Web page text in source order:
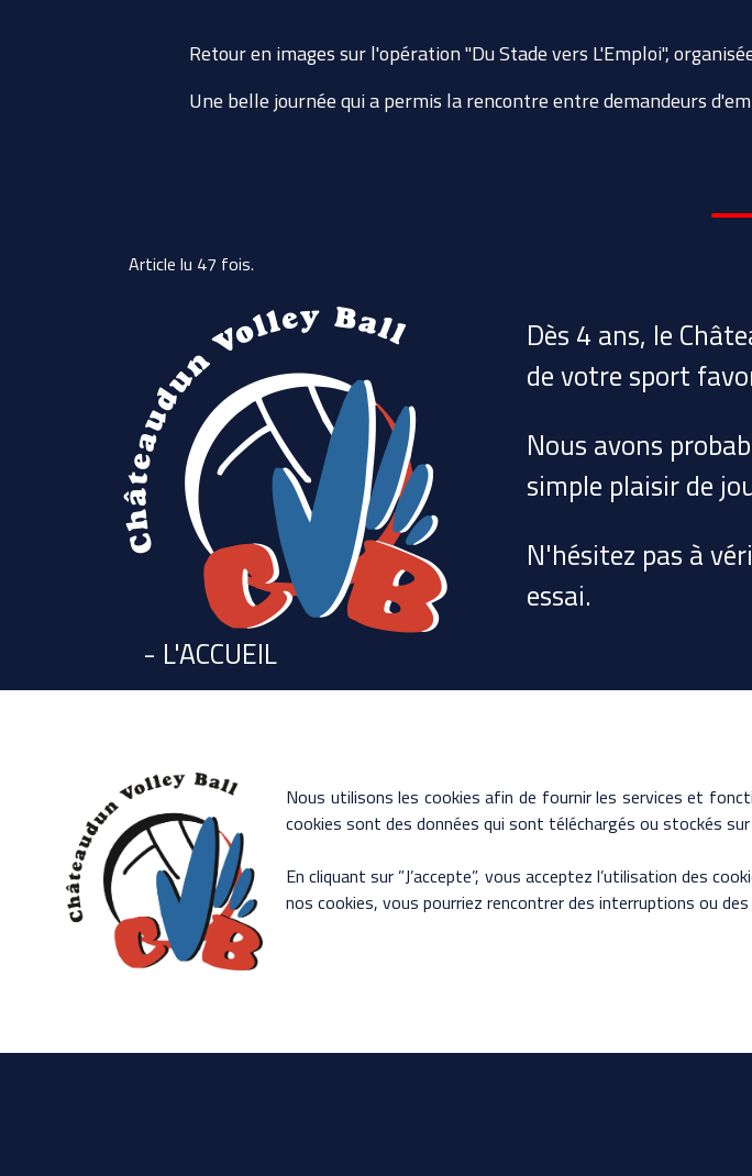
Retour en images sur l'opération "Du Stade vers L'Emploi",
Une belle journée qui a permis la rencontre entre demandeurs
Article lu 47 fois.
Nous utilisons les cookies afin de fournir les services et
cookies sont des données qui sont téléchargés ou stockés
En cliquant sur ”J’accepte”, vous acceptez l’utilisation des
nos cookies, vous pourriez rencontrer des interruptions ou des
Dès 4 ans, le
de votre sport
Nous avons
simple plaisir de
N'hésitez pas à
essai.
- L'ACCUEIL
- L'ACTU DU CLUB
- LES HORAIRES
- LA BOUTIQUE
- CONTACT
- Mentions légales
06 08